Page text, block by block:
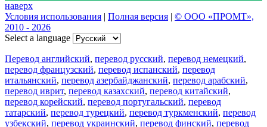
наверх
Условия использования | Полная версия | © ООО «ПРОМТ»,
2010 - 2026
Select a language
Перевод английский, перевод русский, перевод немецкий,
перевод французский, перевод испанский, перевод
итальянский, перевод азербайджанский, перевод арабский,
перевод иврит, перевод казахский, перевод китайский,
перевод корейский, перевод португальский, перевод
татарский, перевод турецкий, перевод туркменский, перевод
узбекский, перевод украинский, перевод финский, перевод